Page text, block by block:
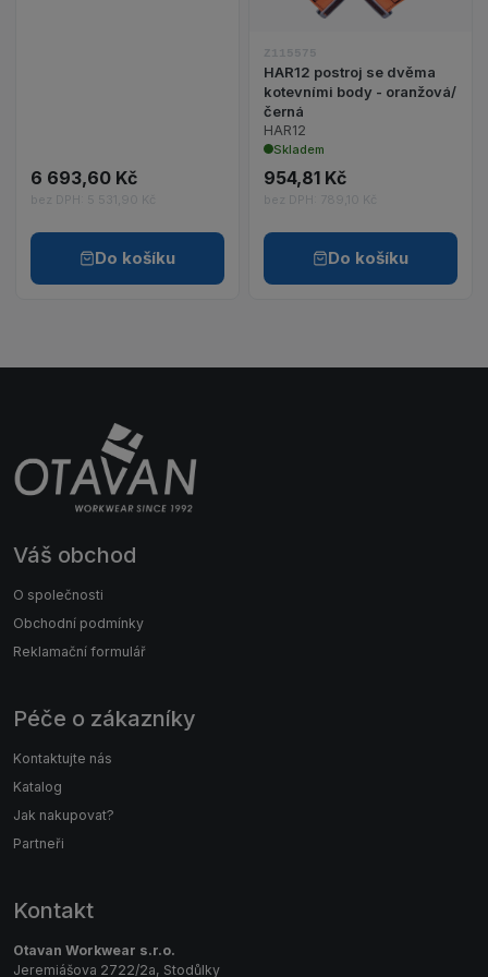
6 693,60 Kč
bez DPH: 5 531,90 Kč
Do košíku
Z115575
HAR12 postroj se dvěma
kotevními body - oranžová/
černá
HAR12
Skladem
954,81 Kč
bez DPH: 789,10 Kč
Do košíku
Váš obchod
O společnosti
Obchodní podmínky
Reklamační formulář
Péče o zákazníky
Kontaktujte nás
Katalog
Jak nakupovat?
Partneři
Kontakt
Otavan Workwear s.r.o.
Jeremiášova 2722/2a, Stodůlky